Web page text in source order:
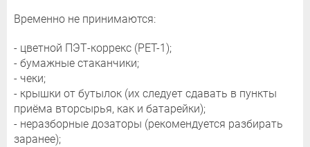
Временно не принимаются:
- цветной ПЭТ-коррекс (PET-1);
- бумажные стаканчики;
- чеки;
- крышки от бутылок (их следует сдавать в пункты
приёма вторсырья, как и батарейки);
- неразборные дозаторы (рекомендуется разбирать
заранее);